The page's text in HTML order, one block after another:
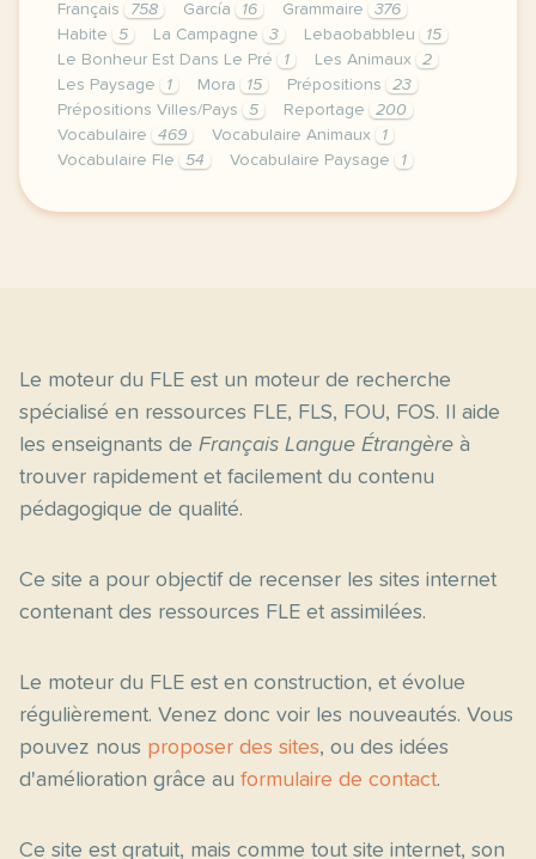
Français
758 García 16 Grammaire
376
Habite
5 La Campagne 3 Lebaobabbleu
15
Le Bonheur Est Dans Le Pré
1 Les Animaux
2
Les Paysage
1 Mora 15 Prépositions
23
Prépositions Villes/Pays
5 Reportage
200
Vocabulaire
469 Vocabulaire Animaux
1
Vocabulaire Fle
54 Vocabulaire Paysage 1
cette derniere semaine de cours avec la
Le moteur du FLE est un moteur de recherche
spécialisé en ressources FLE, FLS, FOU, FOS. Il aide
les enseignants de Français Langue Étrangère à
trouver rapidement et facilement du contenu
pédagogique de qualité.
Ce site a pour objectif de recenser les sites internet
contenant des ressources FLE et assimilées.
Le moteur du FLE est en construction, et évolue
régulièrement. Venez donc voir les nouveautés. Vous
pouvez nous proposer des sites, ou des idées
d'amélioration grâce au formulaire de contact.
Ce site est gratuit, mais comme tout site internet, son